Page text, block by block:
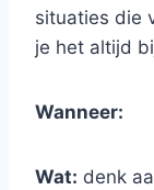
situaties die
je het altijd
Wanneer:
Wat: denk